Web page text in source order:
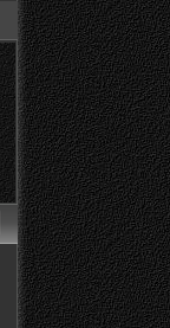
Erweiterte Suche